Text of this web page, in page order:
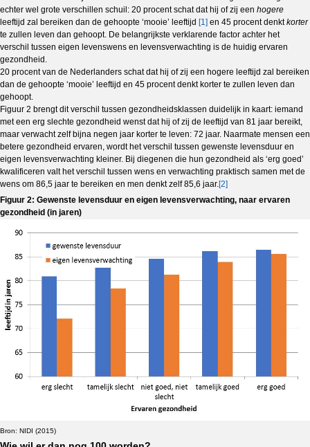
echter wel grote verschillen schuil: 20 procent schat dat hij of zij een hogere
leeftijd zal bereiken dan de gehoopte ‘mooie’ leeftijd [1] en 45 procent denktkorter
te zullen leven dan gehoopt. De belangrijkste verklarende factor achter het
verschil tussen eigen levenswens en levensverwachting is de huidig ervaren
gezondheid.
20 procent van de Nederlanders schat dat hij of zij een hogere leeftijd zal bereiken
dan de gehoopte ‘mooie’ leeftijd en 45 procent denkt korter te zullen leven dan
gehoopt.
Figuur 2 brengt dit verschil tussen gezondheidsklassen duidelijk in kaart: iemand
met een erg slechte gezondheid wenst dat hij of zij de leeftijd van 81 jaar bereikt,
maar verwacht zelf bijna negen jaar korter te leven: 72 jaar. Naarmate mensen een
betere gezondheid ervaren, wordt het verschil tussen gewenste levensduur en
eigen levensverwachting kleiner. Bij diegenen die hun gezondheid als ‘erg goed’
kwalificeren valt het verschil tussen wens en verwachting praktisch samen met de
wens om 86,5 jaar te bereiken en men denkt zelf 85,6 jaar.[2]
Figuur 2: Gewenste levensduur en eigen levensverwachting, naar ervaren
gezondheid (in jaren)
Bron: NIDI (2015)